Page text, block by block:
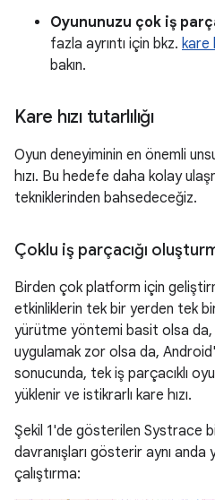
Oyununuzu çok iş
fazla ayrıntı için bkz. kare
bakın.
Kare hızı tutarlılığı
Oyun deneyiminin en önemli
hızı. Bu hedefe daha kolay
tekniklerinden bahsedeceğiz.
Çoklu iş parçacığı
Birden çok platform için
etkinliklerin tek bir yerden tek
yürütme yöntemi basit olsa
uygulamak zor olsa da,
sonucunda, tek iş parçacıklı
yüklenir ve istikrarlı kare hızı.
Şekil 1'de gösterilen Systrace
davranışları gösterir aynı anda
çalıştırma: